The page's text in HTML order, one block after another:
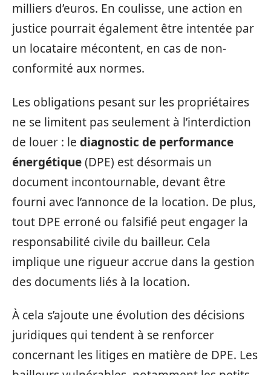
milliers d’euros. En coulisse, une action en
justice pourrait également être intentée par
un locataire mécontent, en cas de non-
conformité aux normes.
Les obligations pesant sur les propriétaires
ne se limitent pas seulement à l’interdiction
de louer : le diagnostic de performance
énergétique(DPE) est désormais un
document incontournable, devant être
fourni avec l’annonce de la location. De plus,
tout DPE erroné ou falsifié peut engager la
responsabilité civile du bailleur. Cela
implique une rigueur accrue dans la gestion
des documents liés à la location.
À cela s’ajoute une évolution des décisions
juridiques qui tendent à se renforcer
concernant les litiges en matière de DPE. Les